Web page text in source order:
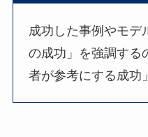
成功した事例やモデ
の成功」を強調する
者が参考にする成功